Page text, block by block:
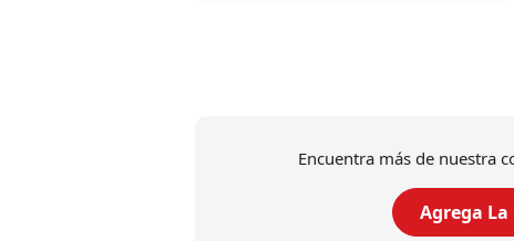
Encuentra más de nuestra
Agrega